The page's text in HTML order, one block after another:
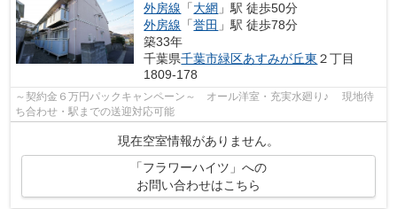
外房線 「大網 」駅 徒歩50分
外房線 「誉田 」駅 徒歩78分
築33年
千葉県千葉市緑区あすみが丘東 ２丁目
1809-178
～契約金６万円パックキャンペーン～ オール洋室・充実水廻り♪ 現地待
ち合わせ・駅までの送迎対応可能
現在空室情報がありません。
「フラワーハイツ」への
お問い合わせはこちら